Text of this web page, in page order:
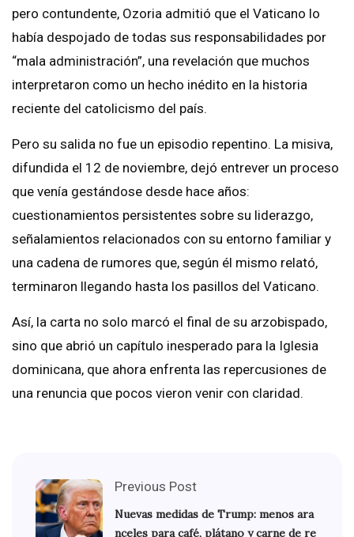
pero contundente, Ozoria admitió que el Vaticano lo
había despojado de todas sus responsabilidades por
“mala administración”, una revelación que muchos
interpretaron como un hecho inédito en la historia
reciente del catolicismo del país.
Pero su salida no fue un episodio repentino. La misiva,
difundida el 12 de noviembre, dejó entrever un proceso
que venía gestándose desde hace años:
cuestionamientos persistentes sobre su liderazgo,
señalamientos relacionados con su entorno familiar y
una cadena de rumores que, según él mismo relató,
terminaron llegando hasta los pasillos del Vaticano.
Así, la carta no solo marcó el final de su arzobispado,
sino que abrió un capítulo inesperado para la Iglesia
dominicana, que ahora enfrenta las repercusiones de
una renuncia que pocos vieron venir con claridad.
Previous Post
Nuevas medidas de Trump: menos ara
nceles para café, plátano y carne de re